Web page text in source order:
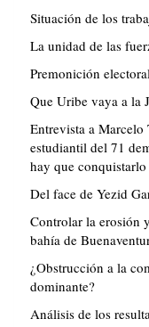
Situación de los
La unidad de las
Premonición electoral
Que Uribe vaya a la
Entrevista a
estudiantil del 71
hay que conquistarlo
Del face de Yezid
Controlar la erosión
bahía de
¿Obstrucción a la
dominante?
Análisis de los